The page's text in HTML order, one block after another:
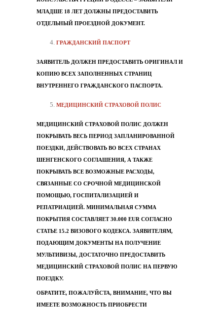
МЛАДШЕ 18 ЛЕТ ДОЛЖНЫ ПРЕДОСТАВИТЬ
ОТДЕЛЬНЫЙ ПРОЕЗДНОЙ ДОКУМЕНТ.
ГРАЖДАНСКИЙ ПАСПОРТ
ЗАЯВИТЕЛЬ ДОЛЖЕН ПРЕДОСТАВИТЬ ОРИГИНАЛ И
КОПИЮ ВСЕХ ЗАПОЛНЕННЫХ СТРАНИЦ
ВНУТРЕННЕГО ГРАЖДАНСКОГО ПАСПОРТА.
МЕДИЦИНСКИЙ СТРАХОВОЙ ПОЛИС
МЕДИЦИНСКИЙ СТРАХОВОЙ ПОЛИС ДОЛЖЕН
ПОКРЫВАТЬ ВЕСЬ ПЕРИОД ЗАПЛАНИРОВАННОЙ
ПОЕЗДКИ, ДЕЙСТВОВАТЬ ВО ВСЕХ СТРАНАХ
ШЕНГЕНСКОГО СОГЛАШЕНИЯ, А ТАКЖЕ
ПОКРЫВАТЬ ВСЕ ВОЗМОЖНЫЕ РАСХОДЫ,
СВЯЗАННЫЕ СО СРОЧНОЙ МЕДИЦИНСКОЙ
ПОМОЩЬЮ, ГОСПИТАЛИЗАЦИЕЙ И
РЕПАТРИАЦИЕЙ. МИНИМАЛЬНАЯ СУММА
ПОКРЫТИЯ СОСТАВЛЯЕТ 30.000 EUR СОГЛАСНО
СТАТЬЕ 15.2 ВИЗОВОГО КОДЕКСА. ЗАЯВИТЕЛЯМ,
ПОДАЮЩИМ ДОКУМЕНТЫ НА ПОЛУЧЕНИЕ
МУЛЬТИВИЗЫ, ДОСТАТОЧНО ПРЕДОСТАВИТЬ
МЕДИЦИНСКИЙ СТРАХОВОЙ ПОЛИС НА ПЕРВУЮ
ПОЕЗДКУ.
ОБРАТИТЕ, ПОЖАЛУЙСТА, ВНИМАНИЕ, ЧТО ВЫ
ИМЕЕТЕ ВОЗМОЖНОСТЬ ПРИОБРЕСТИ